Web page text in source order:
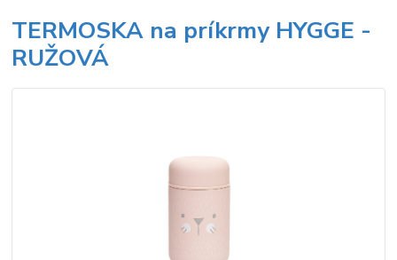
TERMOSKA na príkrmy HYGGE -
RUŽOVÁ